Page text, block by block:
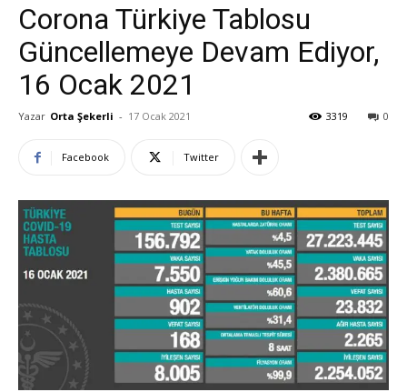
Corona Türkiye Tablosu
Güncellemeye Devam Ediyor,
16 Ocak 2021
Yazar Orta Şekerli - 17 Ocak 2021 0
3319
Facebook Twitter